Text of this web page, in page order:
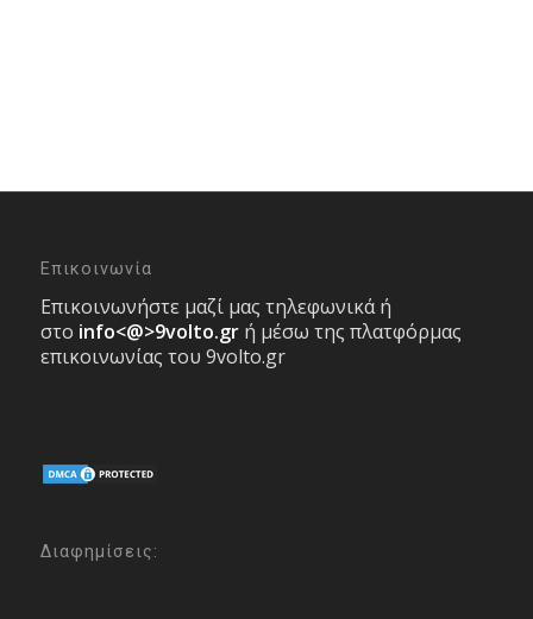
Επικοινωνία
Επικοινωνήστε μαζί μας τηλεφωνικά ή
στο info<@>9volto.gr ή μέσω της πλατφόρμας
επικοινωνίας του 9volto.gr
Διαφημίσεις: